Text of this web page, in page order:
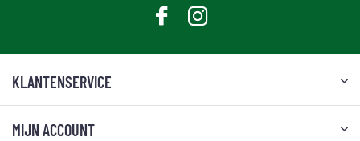
KLANTENSERVICE
MIJN ACCOUNT